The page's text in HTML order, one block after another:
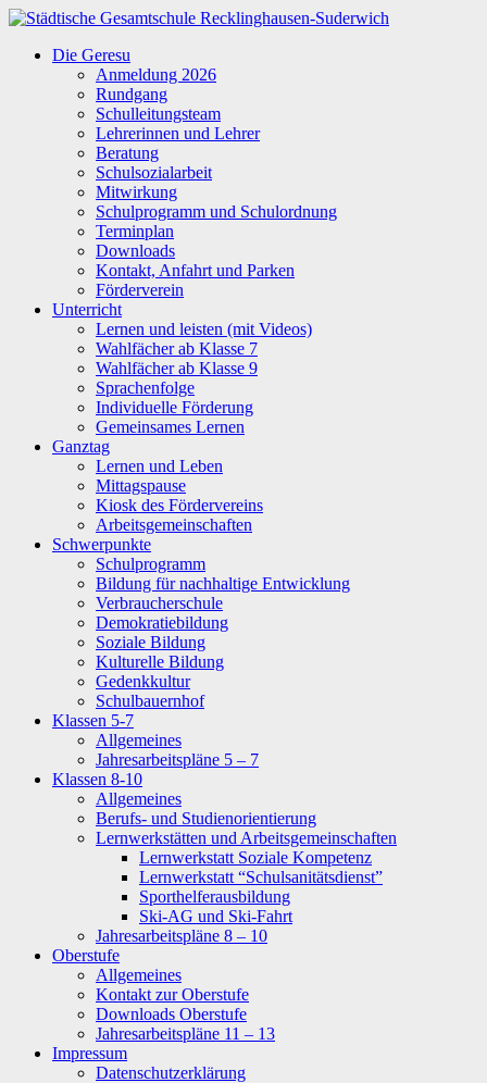
Zum
springen
Städtische
Gesamtschule
Recklinghausen-
Suderwich
Die Geresu
Anmeldung 2026
Rundgang
Schulleitungsteam
Lehrerinnen und Lehrer
Beratung
Schulsozialarbeit
Mitwirkung
Schulprogramm und Schulordnung
Terminplan
Downloads
Kontakt, Anfahrt und Parken
Förderverein
Unterricht
Lernen und leisten (mit Videos)
Wahlfächer ab Klasse 7
Wahlfächer ab Klasse 9
Sprachenfolge
Individuelle Förderung
Gemeinsames Lernen
Ganztag
Lernen und Leben
Mittagspause
Kiosk des Fördervereins
Arbeitsgemeinschaften
Schwerpunkte
Schulprogramm
Bildung für nachhaltige Entwicklung
Verbraucherschule
Demokratiebildung
Soziale Bildung
Kulturelle Bildung
Gedenkkultur
Schulbauernhof
Klassen 5-7
Allgemeines
Jahresarbeitspläne 5 – 7
Klassen 8-10
Allgemeines
Berufs- und Studienorientierung
Lernwerkstätten und Arbeitsgemeinschaften
Lernwerkstatt Soziale Kompetenz
Lernwerkstatt “Schulsanitätsdienst”
Sporthelferausbildung
Ski-AG und Ski-Fahrt
Jahresarbeitspläne 8 – 10
Oberstufe
Allgemeines
Kontakt zur Oberstufe
Downloads Oberstufe
Jahresarbeitspläne 11 – 13
Impressum
Datenschutzerklärung